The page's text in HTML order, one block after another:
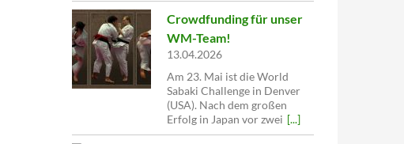
Crowdfunding für unser
WM-Team!
13.04.2026
Am 23. Mai ist die World
Sabaki Challenge in Denver
(USA). Nach dem großen
Erfolg in Japan vor zwei [...]